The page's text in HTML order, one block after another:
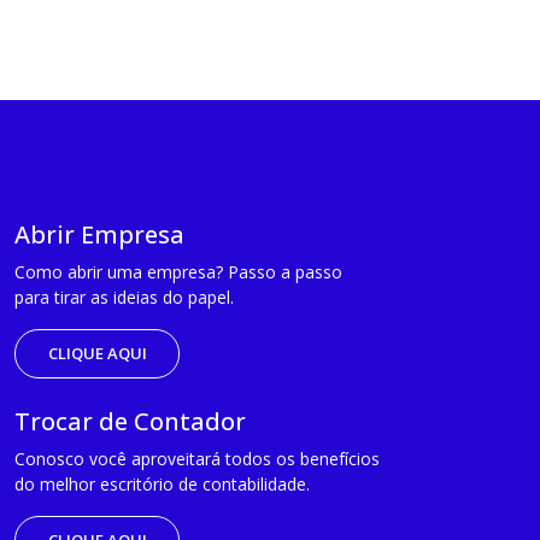
Abrir Empresa
Como abrir uma empresa? Passo a passo
para tirar as ideias do papel.
CLIQUE AQUI
Trocar de Contador
Conosco você aproveitará todos os benefícios
do melhor escritório de contabilidade.